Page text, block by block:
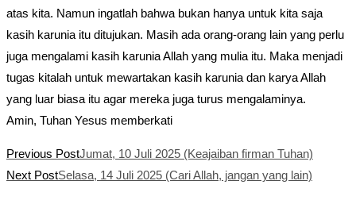
atas kita. Namun ingatlah bahwa bukan hanya untuk kita saja
kasih karunia itu ditujukan. Masih ada orang-orang lain yang perlu
juga mengalami kasih karunia Allah yang mulia itu. Maka menjadi
tugas kitalah untuk mewartakan kasih karunia dan karya Allah
yang luar biasa itu agar mereka juga turus mengalaminya.
Amin, Tuhan Yesus memberkati
Read
more
Previous PostJumat, 10 Juli 2025 (Keajaiban firman Tuhan)
Next PostSelasa, 14 Juli 2025 (Cari Allah, jangan yang lain)